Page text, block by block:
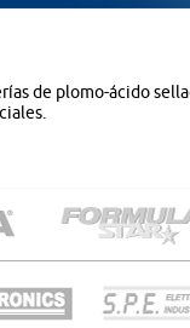
de plomo-ácido